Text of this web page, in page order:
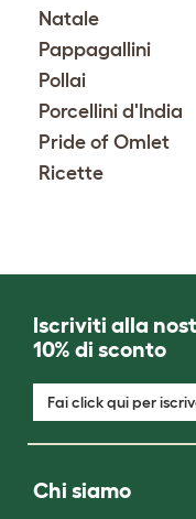
Natale
Pappagallini
Pollai
Porcellini d'India
Pride of Omlet
Ricette
Iscriviti alla
10% di sconto
Fai click qui per
Chi siamo